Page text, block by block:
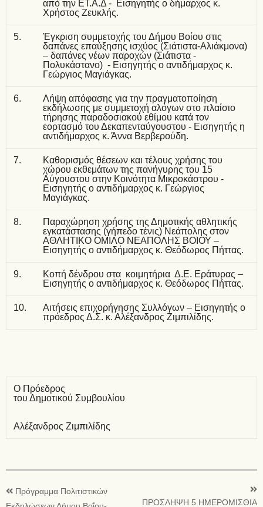
από την ΕΤ.Α.Δ - Εισηγητής ο δήμαρχος κ.
Χρήστος Ζευκλής.
5.
Έγκριση συμμετοχής του Δήμου Βοίου στις
δαπάνες επαύξησης ισχύος (Σιάτιστα-Αλιάκμονα)
– δαπάνες νέων παροχών (Σιάτιστα -
Πολυκάστανο) - Εισηγητής ο αντιδήμαρχος κ.
Γεώργιος Μαγιάγκας.
6.
Λήψη απόφασης για την πραγματοποίηση
εκδήλωσης με συμμετοχή αλόγων στο πλαίσιο
τήρησης παραδοσιακού εθίμου κατά τον
εορτασμό του Δεκαπενταύγουστου - Εισηγητής η
αντιδήμαρχος κ. Άννα Βερβερούδη.
7.
Καθορισμός θέσεων και τέλους χρήσης του
χώρου εκθεμάτων της πανήγυρης του 15
Αύγουστου στην Κοινότητα Μικροκάστρου -
Εισηγητής ο αντιδήμαρχος κ. Γεώργιος
Μαγιάγκας.
8.
Παραχώρηση χρήσης της Δημοτικής αθλητικής
εγκατάστασης (γήπεδο τένις) Νεάπολης στον
ΑΘΛΗΤΙΚΟ ΟΜΙΛΟ ΝΕΑΠΟΛΗΣ ΒΟΙΟΥ –
Εισηγητής ο αντιδήμαρχος κ. Θεόδωρος Πήττας.
9.
Κοπή δένδρου στα κοιμητήρια Δ.Ε. Εράτυρας –
Εισηγητής ο αντιδήμαρχος κ. Θεόδωρος Πήττας.
10.
Αιτήσεις επιχορήγησης Συλλόγων – Εισηγητής ο
πρόεδρος Δ.Σ. κ. Αλέξανδρος Ζιμπιλίδης.
Ο Πρόεδρος
του Δημοτικού Συμβουλίου
Αλέξανδρος Ζιμπιλίδης
Πρόγραμμα Πολιτιστικών
ΠΡΟΣΛΗΨΗ 5 ΗΜΕΡΟΜΙΣΘΙΑ